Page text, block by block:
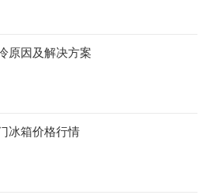
原因及解决方案
冰箱价格行情